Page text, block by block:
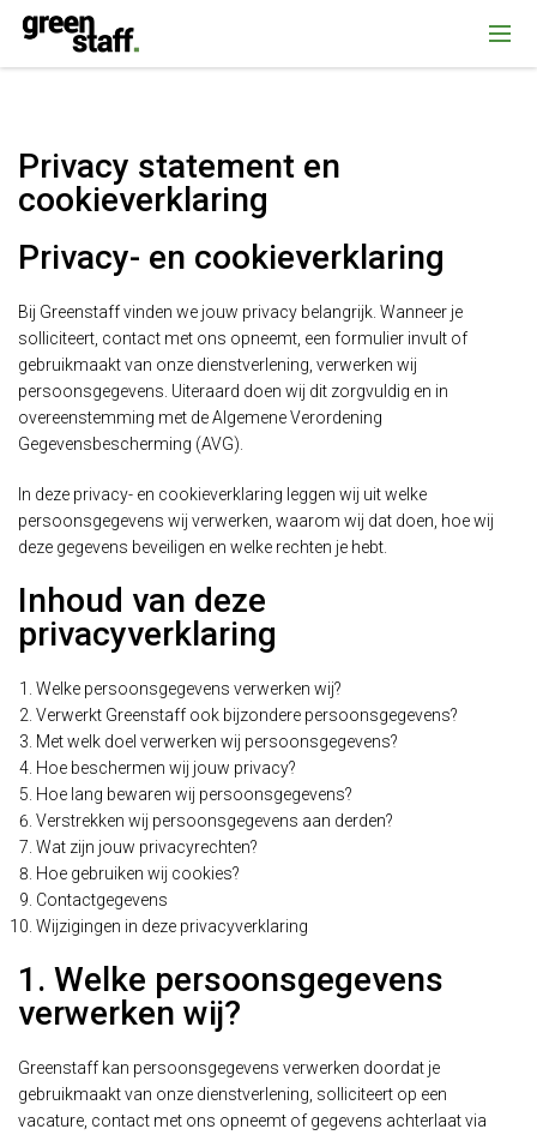
{ "@context": "https://schema.org", "@type": "Organization", "name":
""Greenstaff, "url": "https://www.greenstaff.nl", "logo": "" }
Privacy statement en
cookieverklaring
Privacy- en cookieverklaring
Bij Greenstaff vinden we jouw privacy belangrijk. Wanneer je
solliciteert, contact met ons opneemt, een formulier invult of
gebruikmaakt van onze dienstverlening, verwerken wij
persoonsgegevens. Uiteraard doen wij dit zorgvuldig en in
overeenstemming met de Algemene Verordening
Gegevensbescherming (AVG).
In deze privacy- en cookieverklaring leggen wij uit welke
persoonsgegevens wij verwerken, waarom wij dat doen, hoe wij
deze gegevens beveiligen en welke rechten je hebt.
Inhoud van deze
privacyverklaring
Welke persoonsgegevens verwerken wij?
Verwerkt Greenstaff ook bijzondere persoonsgegevens?
Met welk doel verwerken wij persoonsgegevens?
Hoe beschermen wij jouw privacy?
Hoe lang bewaren wij persoonsgegevens?
Verstrekken wij persoonsgegevens aan derden?
Wat zijn jouw privacyrechten?
Hoe gebruiken wij cookies?
Contactgegevens
Wijzigingen in deze privacyverklaring
1. Welke persoonsgegevens
verwerken wij?
Greenstaff kan persoonsgegevens verwerken doordat je
gebruikmaakt van onze dienstverlening, solliciteert op een
vacature, contact met ons opneemt of gegevens achterlaat via